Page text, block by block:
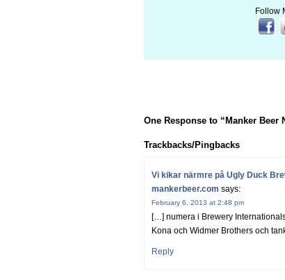
Follow
One Response to “Manker
Trackbacks/Pingbacks
Vi kikar närmre på Ugly Duck
mankerbeer.com says:
February 6, 2013 at 2:48 pm
[…] numera i Brewery
Kona och Widmer Brothers och
Reply